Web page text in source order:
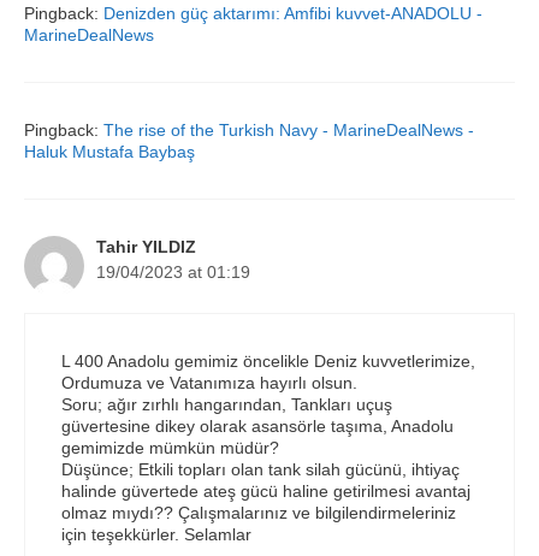
Pingback: Denizden güç aktarımı: Amfibi kuvvet-ANADOLU -
MarineDealNews
Pingback: The rise of the Turkish Navy - MarineDealNews -
Haluk Mustafa Baybaş
Tahir YILDIZ
19/04/2023 at 01:19
L 400 Anadolu gemimiz öncelikle Deniz kuvvetlerimize,
Ordumuza ve Vatanımıza hayırlı olsun.
Soru; ağır zırhlı hangarından, Tankları uçuş
güvertesine dikey olarak asansörle taşıma, Anadolu
gemimizde mümkün müdür?
Düşünce; Etkili topları olan tank silah gücünü, ihtiyaç
halinde güvertede ateş gücü haline getirilmesi avantaj
olmaz mıydı?? Çalışmalarınız ve bilgilendirmeleriniz
için teşekkürler. Selamlar